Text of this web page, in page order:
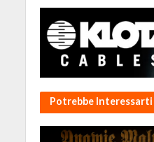
Potrebbe Interessarti